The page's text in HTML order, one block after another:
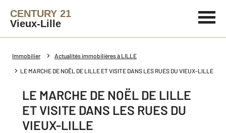
CENTURY 21
Vieux-Lille
Immobilier Actualités immobilières à LILLE
LE MARCHE DE NOËL DE LILLE ET VISITE DANS LES RUES DU VIEUX-LILLE
LE MARCHE DE NOËL DE LILLE
ET VISITE DANS LES RUES DU
VIEUX-LILLE